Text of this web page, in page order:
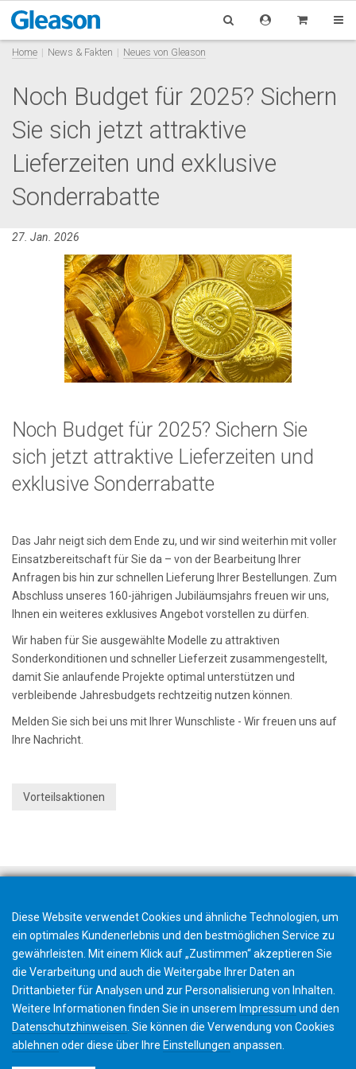
Home News & Fakten Neues von Gleason
Noch Budget für 2025? Sichern
Sie sich jetzt attraktive
Lieferzeiten und exklusive
Sonderrabatte
27. Jan. 2026
Noch Budget für 2025? Sichern Sie
sich jetzt attraktive Lieferzeiten und
exklusive Sonderrabatte
Das Jahr neigt sich dem Ende zu, und wir sind weiterhin mit voller
Einsatzbereitschaft für Sie da – von der Bearbeitung Ihrer
Anfragen bis hin zur schnellen Lieferung Ihrer Bestellungen. Zum
Abschluss unseres 160-jährigen Jubiläumsjahrs freuen wir uns,
Ihnen ein weiteres exklusives Angebot vorstellen zu dürfen.
Wir haben für Sie ausgewählte Modelle zu attraktiven
Sonderkonditionen und schneller Lieferzeit zusammengestellt,
damit Sie anlaufende Projekte optimal unterstützen und
verbleibende Jahresbudgets rechtzeitig nutzen können.
Melden Sie sich bei uns mit Ihrer Wunschliste - Wir freuen uns auf
Ihre Nachricht.
Vorteilsaktionen
Diese Website verwendet Cookies und ähnliche Technologien, um
ein optimales Kundenerlebnis und den bestmöglichen Service zu
gewährleisten. Mit einem Klick auf „Zustimmen“ akzeptieren Sie
die Verarbeitung und auch die Weitergabe Ihrer Daten an
Drittanbieter für Analysen und zur Personalisierung von Inhalten.
Weitere Informationen finden Sie in unserem Impressum und den
Datenschutzhinweisen . Sie können die Verwendung von Cookies
ablehnen oder diese über Ihre Einstellungen anpassen.